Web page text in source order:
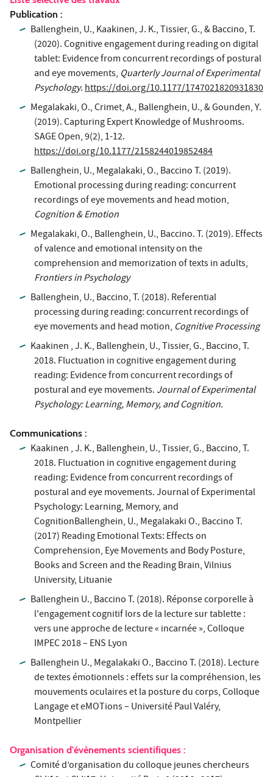
Publication :
Ballenghein, U., Kaakinen, J. K., Tissier, G., & Baccino, T.
(2020). Cognitive engagement during reading on digital
tablet: Evidence from concurrent recordings of postural
and eye movements, Quarterly Journal of Experimental
Psychology.https://doi.org/10.1177/1747021820931830
Megalakaki, O., Crimet, A., Ballenghein, U., & Gounden, Y.
(2019). Capturing Expert Knowledge of Mushrooms.
SAGE Open, 9(2), 1-12.
https://doi.org/10.1177/2158244019852484
Ballenghein, U., Megalakaki, O., Baccino T. (2019).
Emotional processing during reading: concurrent
recordings of eye movements and head motion,
Cognition & Emotion
Megalakaki, O., Ballenghein, U., Baccino. T. (2019). Effects
of valence and emotional intensity on the
comprehension and memorization of texts in adults,
Frontiers in Psychology
Ballenghein, U., Baccino, T. (2018). Referential
processing during reading: concurrent recordings of
eye movements and head motion, Cognitive Processing
Kaakinen , J. K., Ballenghein, U., Tissier, G., Baccino, T.
2018. Fluctuation in cognitive engagement during
reading: Evidence from concurrent recordings of
postural and eye movements. Journal of Experimental
Psychology: Learning, Memory, and Cognition.
Communications :
Kaakinen , J. K., Ballenghein, U., Tissier, G., Baccino, T.
2018. Fluctuation in cognitive engagement during
reading: Evidence from concurrent recordings of
postural and eye movements. Journal of Experimental
Psychology: Learning, Memory, and
CognitionBallenghein, U., Megalakaki O., Baccino T.
(2017) Reading Emotional Texts: Effects on
Comprehension, Eye Movements and Body Posture,
Books and Screen and the Reading Brain, Vilnius
University, Lituanie
Ballenghein U., Baccino T. (2018). Réponse corporelle à
l'engagement cognitif lors de la lecture sur tablette :
vers une approche de lecture « incarnée », Colloque
IMPEC 2018 – ENS Lyon
Ballenghein U., Megalakaki O., Baccino T. (2018). Lecture
de textes émotionnels : effets sur la compréhension, les
mouvements oculaires et la posture du corps, Colloque
Langage et eMOTions – Université Paul Valéry,
Montpellier
Organisation d'évènements scientifiques :
Comité d’organisation du colloque jeunes chercheurs